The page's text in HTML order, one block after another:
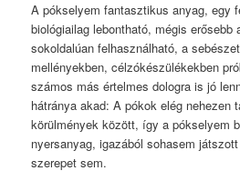
A pókselyem fantasztikus anyag, egy
biológiailag lebontható, mégis erősebb
sokoldalúan felhasználható, a
mellényekben, célzókészülékekben
számos más értelmes dologra is jó
hátránya akad: A pókok elég nehezen
körülmények között, így a pókselyem
nyersanyag, igazából sohasem
szerepet sem.